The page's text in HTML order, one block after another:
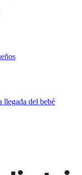
llegada del bebé